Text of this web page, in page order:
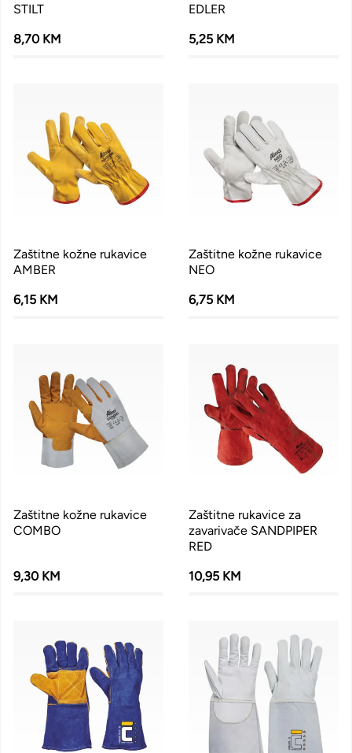
STILT
8,70 KM
EDLER
5,25 KM
Zaštitne kožne rukavice
AMBER
6,15 KM
Zaštitne kožne rukavice
NEO
6,75 KM
Zaštitne kožne rukavice
COMBO
9,30 KM
Zaštitne rukavice za
zavarivače SANDPIPER
RED
10,95 KM